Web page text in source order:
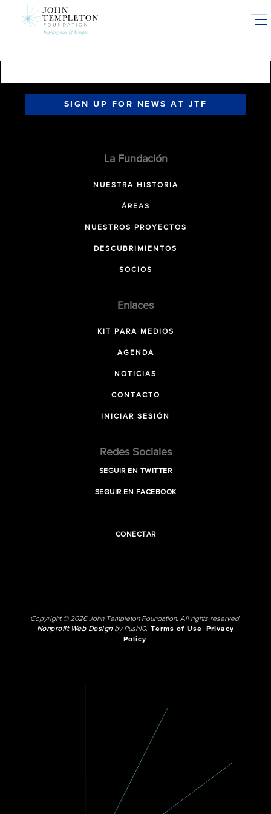
SIGN UP FOR NEWS AT JTF
La Fundación
NUESTRA HISTORIA
ÁREAS
NUESTROS PROYECTOS
DESCUBRIMIENTOS
SOCIOS
Enlaces
KIT PARA MEDIOS
AGENDA
NOTICIAS
CONTACTO
INICIAR SESIÓN
Redes Sociales
SEGUIR EN TWITTER
SEGUIR EN FACEBOOK
CONECTAR
Copyright © 2026 John Templeton Foundation. All rights reserved.
Nonprofit Web Designby Push10. Terms of Use
Privacy
Policy